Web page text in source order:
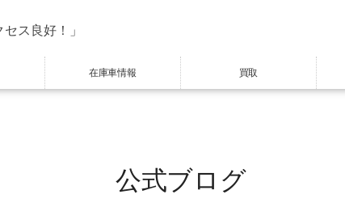
ス良好！」
在庫車情報 買取
公式ブログ